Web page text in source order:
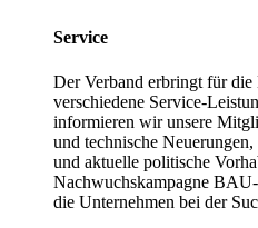
Service
Der Verband erbringt für die
verschiedene Service-
informieren wir unsere
und technische
und aktuelle politische
Nachwuchskampagne
die Unternehmen bei der